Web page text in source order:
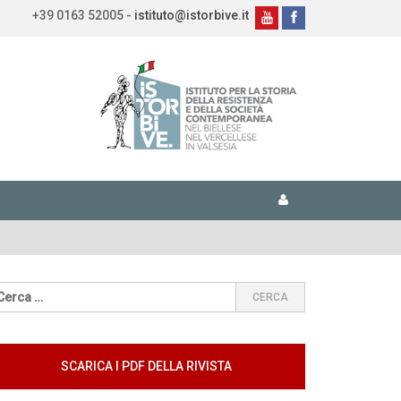
+39 0163 52005 - istituto@istorbive.it
SCARICA I PDF DELLA RIVISTA